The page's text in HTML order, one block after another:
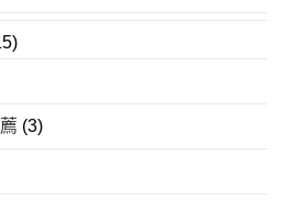
(3)